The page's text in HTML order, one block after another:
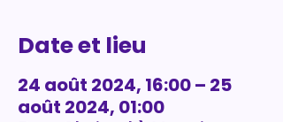
Date et lieu
24 août 2024, 16:00 – 25
août 2024, 01:00